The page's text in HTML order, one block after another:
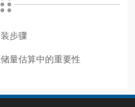
步骤
量估算中的重要性